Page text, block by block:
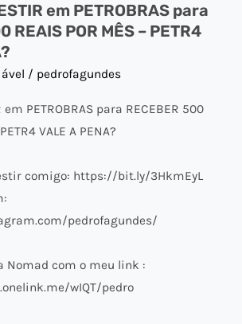
em PETROBRAS para
REAIS POR MÊS – PETR4
/ pedrofagundes
em PETROBRAS para RECEBER 500
VALE A PENA?
comigo: https://bit.ly/3HkmEyL
pedrofagundes/
Nomad com o meu link :
wIQT/pedro